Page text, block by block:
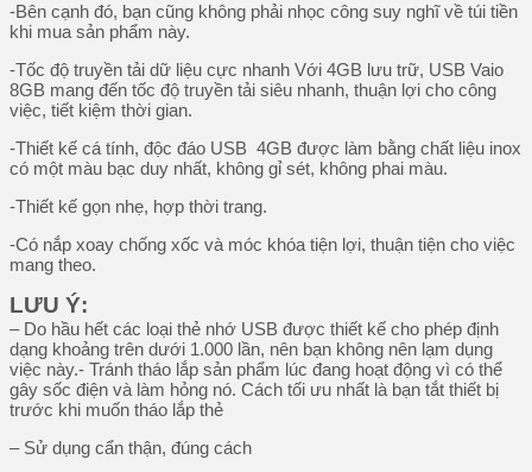
-Bên cạnh đó, bạn cũng không phải nhọc công suy nghĩ về túi tiền
khi mua sản phẩm này.
-Tốc độ truyền tải dữ liệu cực nhanh Với 4GB lưu trữ, USB Vaio
8GB mang đến tốc độ truyền tải siêu nhanh, thuận lợi cho công
việc, tiết kiệm thời gian.
-Thiết kế cá tính, độc đáo USB 4GB được làm bằng chất liệu inox
có một màu bạc duy nhất, không gỉ sét, không phai màu.
-Thiết kế gọn nhẹ, hợp thời trang.
-Có nắp xoay chống xốc và móc khóa tiện lợi, thuận tiện cho việc
mang theo.
LƯU Ý:
– Do hầu hết các loại thẻ nhớ USB được thiết kế cho phép định
dạng khoảng trên dưới 1.000 lần, nên bạn không nên lạm dụng
việc này.- Tránh tháo lắp sản phẩm lúc đang hoạt động vì có thể
gây sốc điện và làm hỏng nó. Cách tối ưu nhất là bạn tắt thiết bị
trước khi muốn tháo lắp thẻ
– Sử dụng cẩn thận, đúng cách